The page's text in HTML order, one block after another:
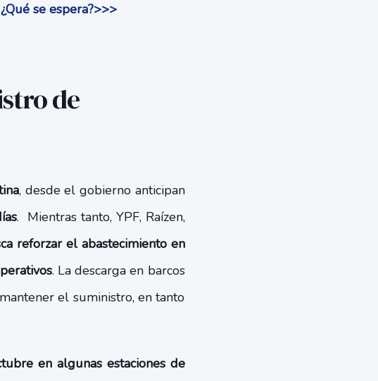
se espera?>>>
de
, desde el gobierno anticipan
. Mientras tanto, YPF, Raízen,
reforzar el abastecimiento en
. La descarga en barcos
el suministro, en tanto
en algunas estaciones de